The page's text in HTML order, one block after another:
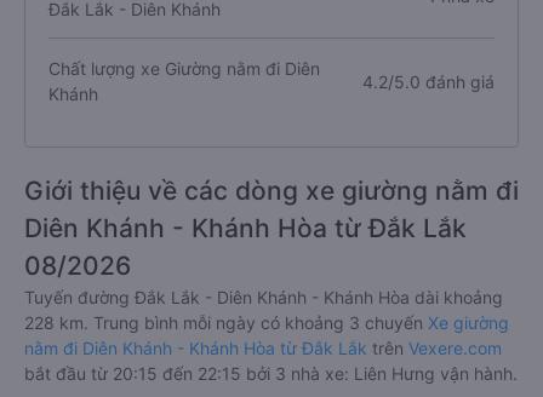
Đắk Lắk - Diên Khánh
Chất lượng xe Giường nằm đi Diên
Khánh
4.2/5.0 đánh giá
Giới thiệu về các dòng xe giường nằm đi
Diên Khánh - Khánh Hòa từ Đắk Lắk
08/2026
Tuyến đường Đắk Lắk - Diên Khánh - Khánh Hòa dài khoảng
228 km. Trung bình mỗi ngày có khoảng 3 chuyến Xe giường
nằm đi Diên Khánh - Khánh Hòa từ Đắk Lắk trên Vexere.com
bắt đầu từ 20:15 đến 22:15 bởi 3 nhà xe: Liên Hưng vận hành.